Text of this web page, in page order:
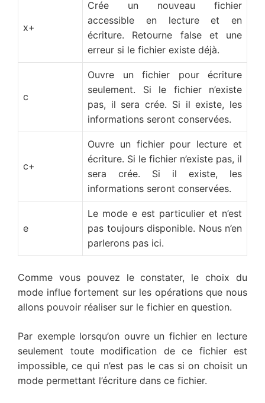
x+
Crée un nouveau fichier
accessible en lecture et en
écriture. Retourne false et une
erreur si le fichier existe déjà.
c
Ouvre un fichier pour écriture
seulement. Si le fichier n’existe
pas, il sera crée. Si il existe, les
informations seront conservées.
c+
Ouvre un fichier pour lecture et
écriture. Si le fichier n’existe pas, il
sera crée. Si il existe, les
informations seront conservées.
e
Le mode e est particulier et n’est
pas toujours disponible. Nous n’en
parlerons pas ici.
Comme vous pouvez le constater, le choix du
mode influe fortement sur les opérations que nous
allons pouvoir réaliser sur le fichier en question.
Par exemple lorsqu’on ouvre un fichier en lecture
seulement toute modification de ce fichier est
impossible, ce qui n’est pas le cas si on choisit un
mode permettant l’écriture dans ce fichier.